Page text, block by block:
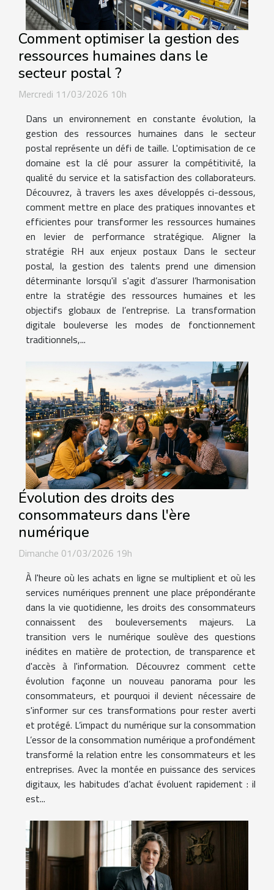
Comment optimiser la gestion des
ressources humaines dans le
secteur postal ?
Mercredi 11/03/2026 10h
Dans un environnement en constante évolution, la
gestion des ressources humaines dans le secteur
postal représente un défi de taille. L'optimisation de ce
domaine est la clé pour assurer la compétitivité, la
qualité du service et la satisfaction des collaborateurs.
Découvrez, à travers les axes développés ci-dessous,
comment mettre en place des pratiques innovantes et
efficientes pour transformer les ressources humaines
en levier de performance stratégique. Aligner la
stratégie RH aux enjeux postaux Dans le secteur
postal, la gestion des talents prend une dimension
déterminante lorsqu'il s'agit d’assurer l’harmonisation
entre la stratégie des ressources humaines et les
objectifs globaux de l’entreprise. La transformation
digitale bouleverse les modes de fonctionnement
traditionnels,...
Évolution des droits des
consommateurs dans l'ère
numérique
Dimanche 01/03/2026 19h
À l'heure où les achats en ligne se multiplient et où les
services numériques prennent une place prépondérante
dans la vie quotidienne, les droits des consommateurs
connaissent des bouleversements majeurs. La
transition vers le numérique soulève des questions
inédites en matière de protection, de transparence et
d'accès à l'information. Découvrez comment cette
évolution façonne un nouveau panorama pour les
consommateurs, et pourquoi il devient nécessaire de
s'informer sur ces transformations pour rester averti
et protégé. L’impact du numérique sur la consommation
L’essor de la consommation numérique a profondément
transformé la relation entre les consommateurs et les
entreprises. Avec la montée en puissance des services
digitaux, les habitudes d’achat évoluent rapidement : il
est...